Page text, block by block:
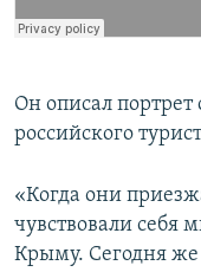
Он описал портрет
российского
«Когда они
чувствовали себя
Крыму. Сегодня